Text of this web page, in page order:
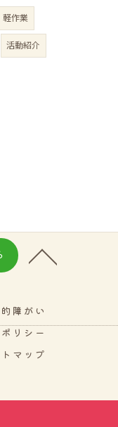
軽作業
活動紹介
障がい
リシー
マップ